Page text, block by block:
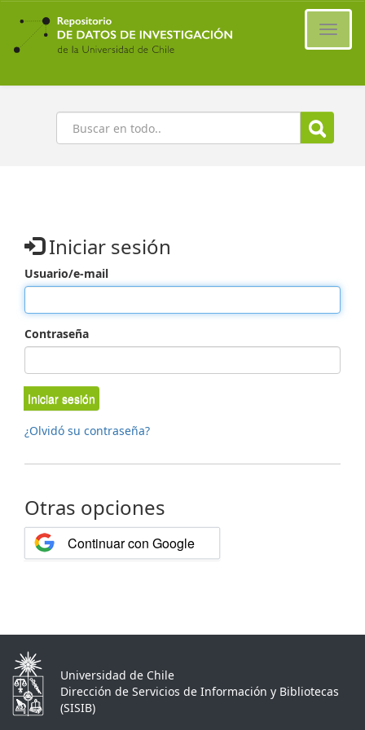
Ir
contenido
principal
Buscar
Iniciar sesión
Usuario/e-mail
Contraseña
Iniciar sesión
¿Olvidó su contraseña?
Otras opciones
Continuar con Google
Universidad de Chile
Dirección de Servicios de Información y Bibliotecas
(SISIB)